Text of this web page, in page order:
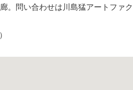
。問い合わせは川島猛アートファ